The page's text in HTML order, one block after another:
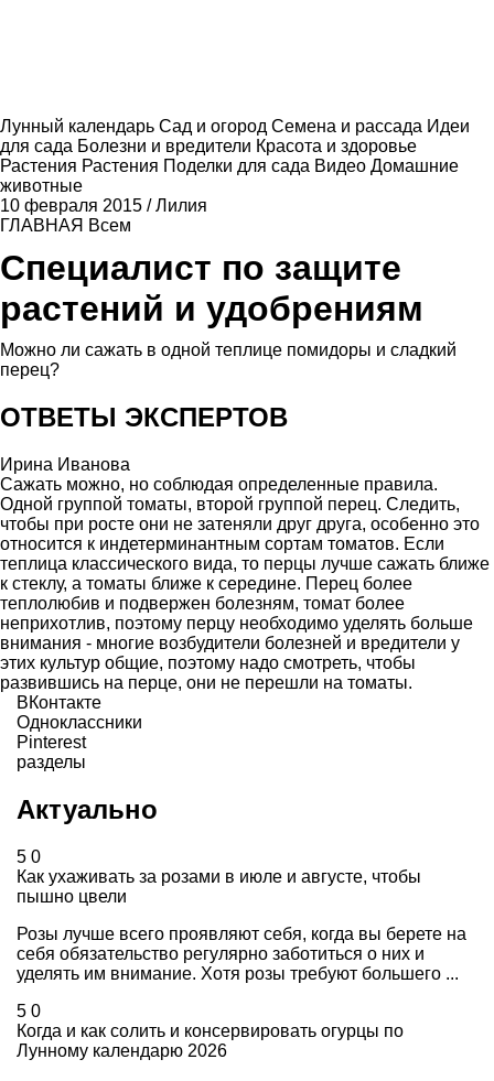
Лунный календарь Сад и огород Семена и рассада Идеи
для сада Болезни и вредители Красота и здоровье
Растения Растения Поделки для сада Видео Домашние
животные
10 февраля 2015 /Лилия
ГЛАВНАЯ Всем
Специалист по защите
растений и удобрениям
Можно ли сажать в одной теплице помидоры и сладкий
перец?
ОТВЕТЫ ЭКСПЕРТОВ
Ирина Иванова
Сажать можно, но соблюдая определенные правила.
Одной группой томаты, второй группой перец. Следить,
чтобы при росте они не затеняли друг друга, особенно это
относится к индетерминантным сортам томатов. Если
теплица классического вида, то перцы лучше сажать ближе
к стеклу, а томаты ближе к середине. Перец более
теплолюбив и подвержен болезням, томат более
неприхотлив, поэтому перцу необходимо уделять больше
внимания - многие возбудители болезней и вредители у
этих культур общие, поэтому надо смотреть, чтобы
развившись на перце, они не перешли на томаты.
ВКонтакте
Одноклассники
Pinterest
разделы
Актуально
5 0
Как ухаживать за розами в июле и августе, чтобы
пышно цвели
Розы лучше всего проявляют себя, когда вы берете на
себя обязательство регулярно заботиться о них и
уделять им внимание. Хотя розы требуют большего ...
5 0
Когда и как солить и консервировать огурцы по
Лунному календарю 2026